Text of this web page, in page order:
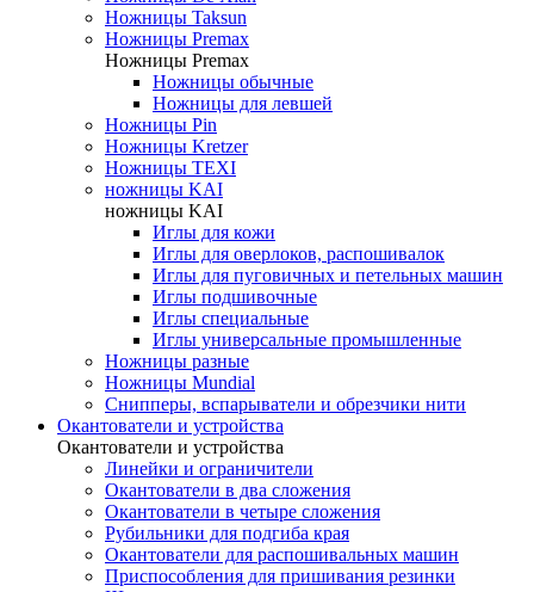
Ножницы Taksun
Ножницы Premax
Ножницы Premax
Ножницы обычные
Ножницы для левшей
Ножницы Pin
Ножницы Kretzer
Ножницы TEXI
ножницы KAI
ножницы KAI
Иглы для кожи
Иглы для оверлоков, распошивалок
Иглы для пуговичных и петельных машин
Иглы подшивочные
Иглы специальные
Иглы универсальные промышленные
Ножницы разные
Ножницы Mundial
Снипперы, вспарыватели и обрезчики нити
Окантователи и устройства
Окантователи и устройства
Линейки и ограничители
Окантователи в два сложения
Окантователи в четыре сложения
Рубильники для подгиба края
Окантователи для распошивальных машин
Приспособления для пришивания резинки